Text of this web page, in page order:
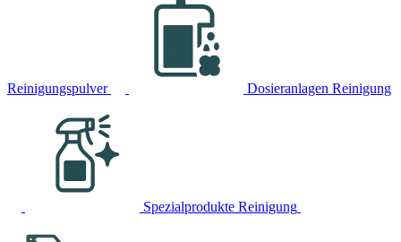
Reinigungspulver Dosieranlagen Reinigung
Spezialprodukte Reinigung